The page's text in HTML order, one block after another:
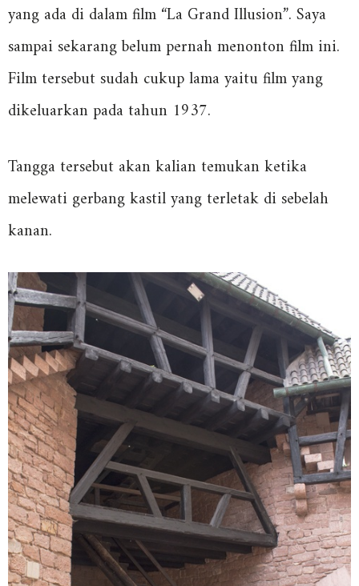
yang ada di dalam film “La Grand Illusion”. Saya
sampai sekarang belum pernah menonton film ini.
Film tersebut sudah cukup lama yaitu film yang
dikeluarkan pada tahun 1937.
Tangga tersebut akan kalian temukan ketika
melewati gerbang kastil yang terletak di sebelah
kanan.